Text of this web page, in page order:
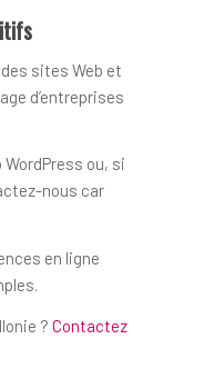
sites Web et
d’entreprises
ou, si
nous car
en ligne
? Contactez